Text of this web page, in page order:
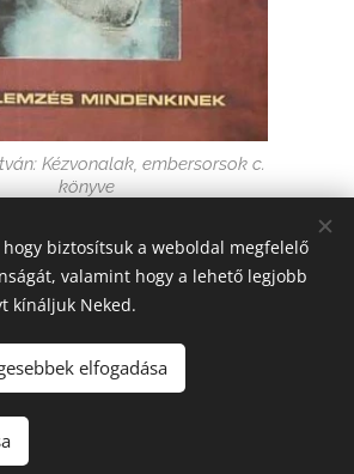
Kézvonalak, ​embersorsok c.
könyve
(alapítva: 2001., adószám: 62758963-1-28,
biztosítsuk a weboldal megfelelő
valamint hogy a lehető legjobb
kínáljuk Neked.
elfogadása